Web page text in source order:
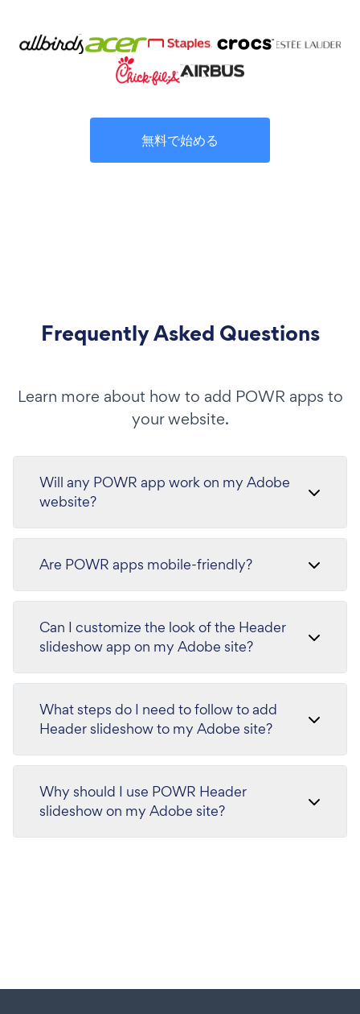
無料で始める
Frequently Asked Questions
Learn more about how to add POWR apps to
your website.
Will any POWR app work on my Adobe
website?
Are POWR apps mobile-friendly?
Can I customize the look of the Header
slideshow app on my Adobe site?
What steps do I need to follow to add
Header slideshow to my Adobe site?
Why should I use POWR Header
slideshow on my Adobe site?